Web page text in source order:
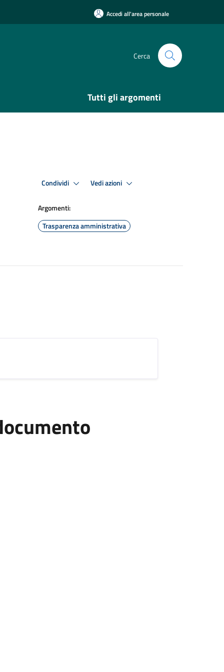
Accedi all'area personale
Cerca
Tutti gli argomenti
Condividi Vedi azioni
Argomenti:
Trasparenza amministrativa